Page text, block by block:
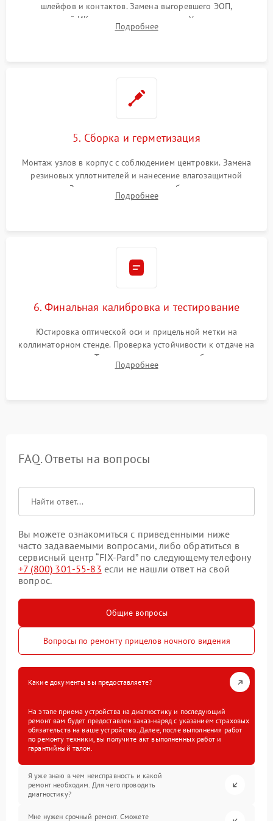
шлейфов и контактов. Замена выгоревшего ЭОП,
неисправной ИК-подсветки или матрицы. Ультразвуковая
очистка плат и удаление загрязнений с линз объектива и
Подробнее
5. Сборка и герметизация
Монтаж узлов в корпус с соблюдением центровки. Замена
резиновых уплотнителей и нанесение влагозащитной
смазки. Заполнение внутреннего объема прицела
осушенным азотом для предотвращения запотевания оптики
Подробнее
6. Финальная калибровка и тестирование
Юстировка оптической оси и прицельной метки на
коллиматорном стенде. Проверка устойчивости к отдаче на
ударном стенде. Тестирование качества изображения в
темноте, дальности обнаружения и корректной работы всех
Подробнее
FAQ. Ответы на вопросы
Вы можете ознакомиться с приведенными ниже
часто задаваемыми вопросами, либо обратиться в
сервисный центр “FIX-Pard” по следующему телефону
+7 (800) 301-55-83 если не нашли ответ на свой
вопрос.
Общие вопросы
Вопросы по ремонту прицелов ночного видения
Какие документы вы предоставляете?
На этапе приема устройства на диагностику и последующий
ремонт вам будет предоставлен заказ-наряд с указанием страховых
обязательств на ваше устройство. Далее, после выполнения работ
по ремонту техники, вы получите акт выполненных работ и
гарантийный талон.
Я уже знаю в чем неисправность и какой
ремонт необходим. Для чего проводить
диагностику?
Мне нужен срочный ремонт. Сможете